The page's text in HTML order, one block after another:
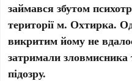
займався збутом
території м. Охтирка.
викритим йому не
затримали
підозру.